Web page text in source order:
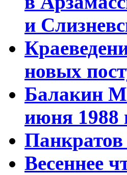
и
новых
Балакин
июня 1988
Весеннее